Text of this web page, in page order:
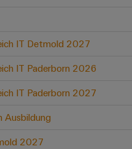
IT Detmold 2027
IT Paderborn 2026
IT Paderborn 2027
Ausbildung
2027